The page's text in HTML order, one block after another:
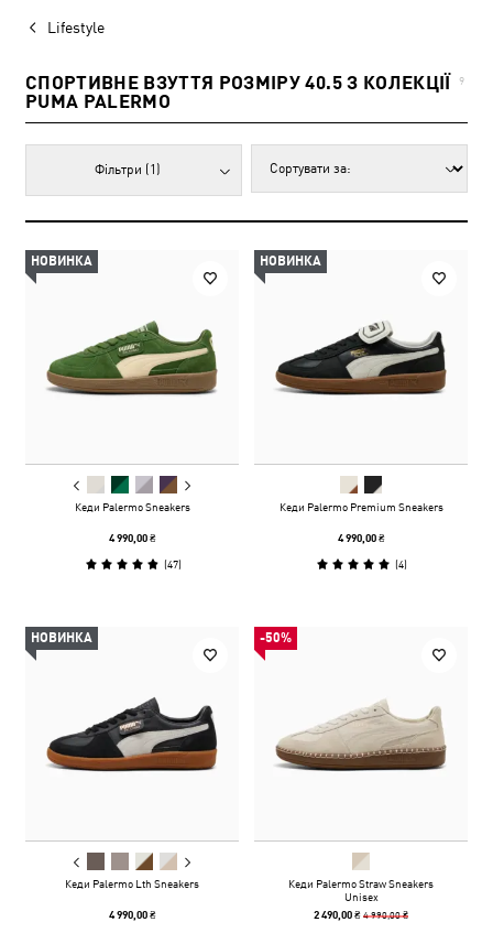
Lifestyle
СПОРТИВНЕ ВЗУТТЯ РОЗМІРУ 40.5 З КОЛЕКЦІЇ
PUMA PALERMO
9
Фільтри (1)
НОВИНКА
Кеди Palermo Sneakers
4 990,00 ₴
(47)
НОВИНКА
Кеди Palermo Premium Sneakers
4 990,00 ₴
(4)
НОВИНКА
Кеди Palermo Lth Sneakers
4 990,00 ₴
-50%
Кеди Palermo Straw Sneakers
Unisex
2 490,00 ₴4 990,00 ₴